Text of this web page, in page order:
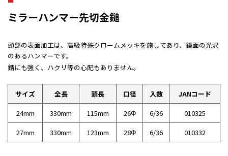
ミラーハンマー先切金鎚
頭部の表面加工は、高級特殊クロームメッキを施してあり、鏡面の光沢
のあるハンマーです。
錆にも強く、ハクリ等の心配もありません。
サイズ 全長 頭長 口径 入数
JANコード
24mm
330mm 115mm 26Φ 6/36
010325
27mm
330mm 123mm 28Φ 6/36 010332